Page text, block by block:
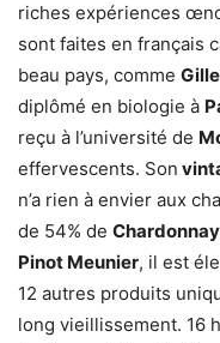
riches expériences
sont faites en français
beau pays, comme
diplômé en biologie à
reçu à l’université de
effervescents. Son
n’a rien à envier aux
de 54% de Chardonnay
Pinot Meunier, il est
12 autres produits
long vieillissement. 16